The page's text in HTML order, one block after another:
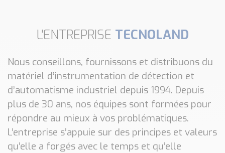
L'ENTREPRISE TECNOLAND
Nous conseillons, fournissons et distribuons du
matériel d’instrumentation de détection et
d’automatisme industriel depuis 1994. Depuis
plus de 30 ans, nos équipes sont formées pour
répondre au mieux à vos problématiques.
L’entreprise s’appuie sur des principes et valeurs
qu’elle a forgés avec le temps et qu’elle